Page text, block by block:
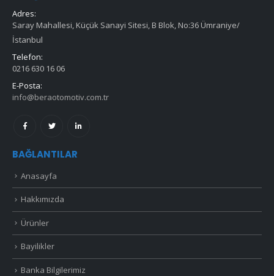
Adres:
Saray Mahallesi, Küçük Sanayi Sitesi, B Blok, No:36 Ümraniye/
İstanbul
Telefon:
0216 630 16 06
E-Posta:
info@beraotomotiv.com.tr
BAĞLANTILAR
Anasayfa
Hakkımızda
Ürünler
Bayilikler
Banka Bilgilerimiz